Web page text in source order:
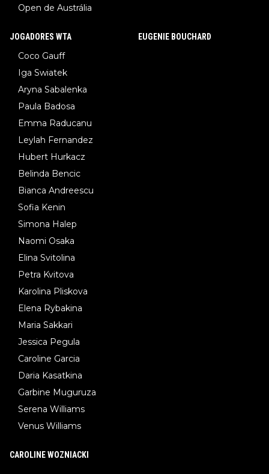
Open de Austrália
JOGADORES WTA
Coco Gauff
Iga Swiatek
Aryna Sabalenka
Paula Badosa
Emma Raducanu
Leylah Fernandez
Hubert Hurkacz
Belinda Bencic
Bianca Andreescu
Sofia Kenin
Simona Halep
Naomi Osaka
Elina Svitolina
Petra Kvitova
Karolina Pliskova
Elena Rybakina
Maria Sakkari
Jessica Pegula
Caroline Garcia
Daria Kasatkina
Garbine Muguruza
Serena Williams
Venus Williams
EUGENIE BOUCHARD
CAROLINE WOZNIACKI